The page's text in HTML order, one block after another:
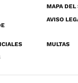
MAPA DEL
AVISO
MULTAS